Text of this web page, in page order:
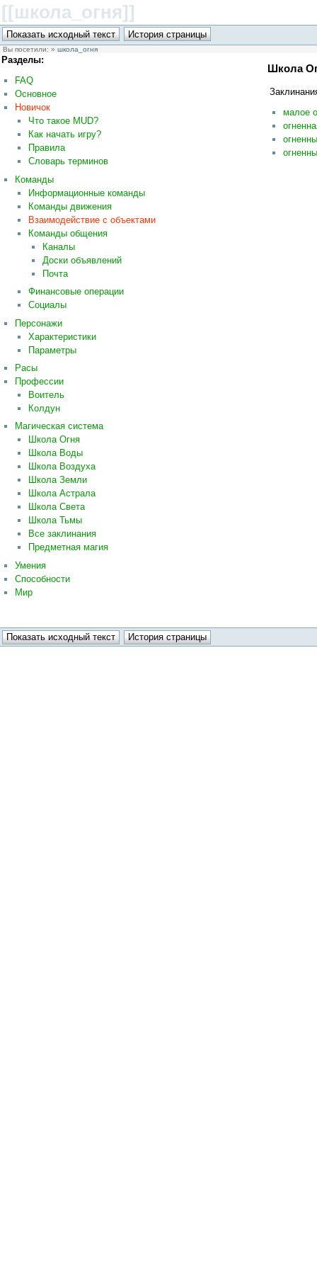
[[школа_огня]]
Вы посетили: » школа_огня
Разделы:
FAQ
Основное
Новичок
Что такое MUD?
Как начать игру?
Правила
Словарь терминов
Команды
Информационные команды
Команды движения
Взаимодействие с объектами
Команды общения
Каналы
Доски объявлений
Почта
Финансовые операции
Социалы
Персонажи
Характеристики
Параметры
Расы
Профессии
Воитель
Колдун
Магическая система
Школа Огня
Школа Воды
Школа Воздуха
Школа Земли
Школа Астрала
Школа Света
Школа Тьмы
Все заклинания
Предметная магия
Умения
Способности
Мир
Школа
малое